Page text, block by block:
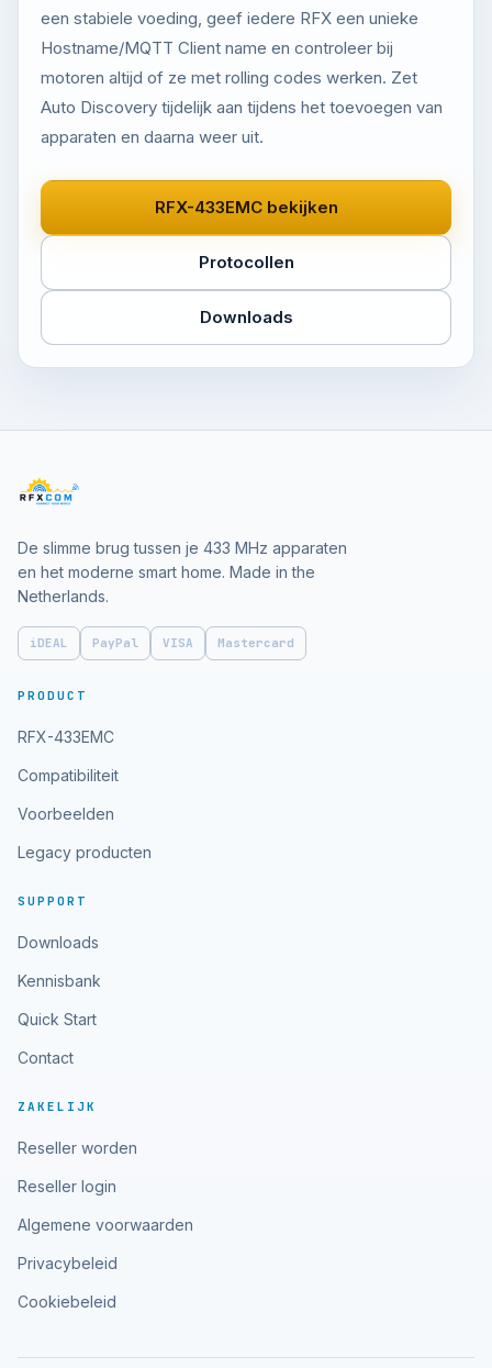
een stabiele voeding, geef iedere RFX een unieke
Hostname/MQTT Client name en controleer bij
motoren altijd of ze met rolling codes werken. Zet
Auto Discovery tijdelijk aan tijdens het toevoegen van
apparaten en daarna weer uit.
RFX-433EMC bekijken
Protocollen
Downloads
De slimme brug tussen je 433 MHz apparaten
en het moderne smart home. Made in the
Netherlands.
iDEAL PayPal VISA Mastercard
PRODUCT
RFX-433EMC
Compatibiliteit
Voorbeelden
Legacy producten
SUPPORT
Downloads
Kennisbank
Quick Start
Contact
ZAKELIJK
Reseller worden
Reseller login
Algemene voorwaarden
Privacybeleid
Cookiebeleid